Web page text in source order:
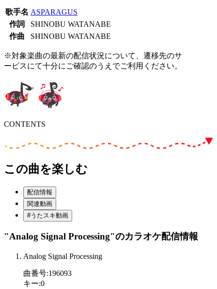
歌手名 ASPARAGUS
作詞
SHINOBU WATANABE
作曲
SHINOBU WATANABE
※対象楽曲の最新の配信状況について、遷移先のサ
ービスにて十分にご確認のうえでご利用ください。
CONTENTS
この曲を楽しむ
配信情報
関連動画
#うたスキ動画
"Analog Signal Processing"のカラオケ配信情報
Analog Signal Processing
曲番号:196093
キー:0